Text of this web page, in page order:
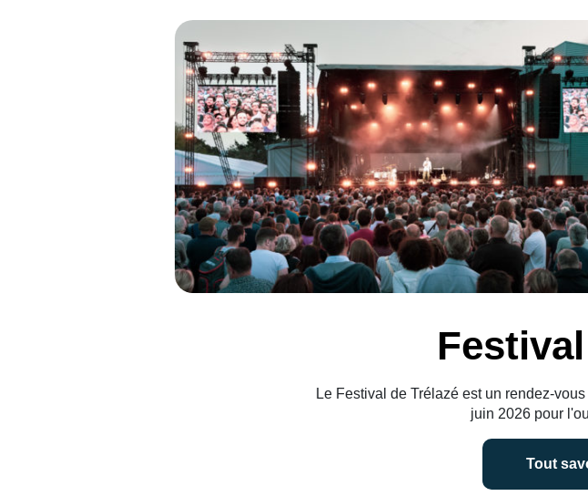
Le Festival de Trélazé est un rendez-
juin 2026 pour
Tout